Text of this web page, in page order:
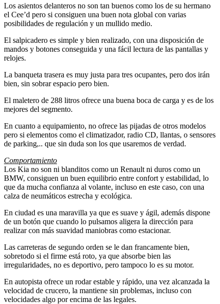
Los asientos delanteros no son tan buenos como los de su hermano
el Cee’d pero si consiguen una buen nota global con varias
posibilidades de regulación y un mullido medio.
El salpicadero es simple y bien realizado, con una disposición de
mandos y botones conseguida y una fácil lectura de las pantallas y
relojes.
La banqueta trasera es muy justa para tres ocupantes, pero dos irán
bien, sin sobrar espacio pero bien.
El maletero de 288 litros ofrece una buena boca de carga y es de los
mejores del segmento.
En cuanto a equipamiento, no ofrece las pijadas de otros modelos
pero si elementos como el climatizador, radio CD, llantas, o sensores
de parking,.. que sin duda son los que usaremos de verdad.
Comportamiento
Los Kia no son ni blanditos como un Renault ni duros como un
BMW, consiguen un buen equilibrio entre confort y estabilidad, lo
que da mucha confianza al volante, incluso en este caso, con una
calza de neumáticos estrecha y ecológica.
En ciudad es una maravilla ya que es suave y ágil, además dispone
de un botón que cuando lo pulsamos aligera la dirección para
realizar con más suavidad maniobras como estacionar.
Las carreteras de segundo orden se le dan francamente bien,
sobretodo si el firme está roto, ya que absorbe bien las
irregularidades, no es deportivo, pero tampoco lo es su motor.
En autopista ofrece un rodar estable y rápido, una vez alcanzada la
velocidad de crucero, la mantiene sin problemas, incluso con
velocidades algo por encima de las legales.